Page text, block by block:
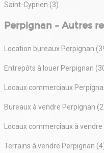
Saint-Cyprien (3)
Perpignan - Autres
Location bureaux Perpignan
Entrepôts à louer Perpignan
Locaux commerciaux
Bureaux à vendre Perpignan
Locaux commerciaux à
Terrains à vendre Perpignan